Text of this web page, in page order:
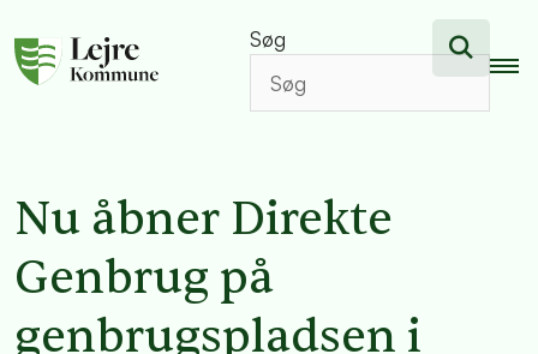
Søg
Nu åbner Direkte
Genbrug på
genbrugspladsen i